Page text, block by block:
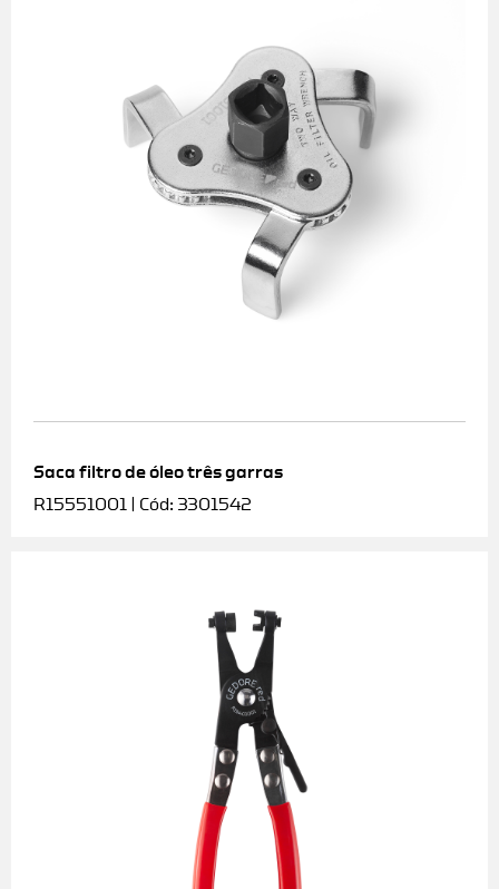
Saca filtro de óleo três garras
R15551001 | Cód: 3301542